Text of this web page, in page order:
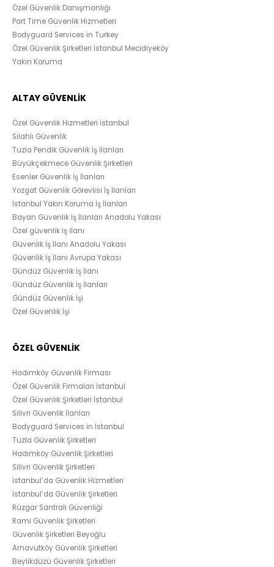
Özel Güvenlik Danışmanlığı
Part Time Güvenlik Hizmetleri
Bodyguard Services in Turkey
Özel Güvenlik Şirketleri İstanbul Mecidiyeköy
Yakın Koruma
ALTAY GÜVENLİK
Özel Güvenlik Hizmetleri İstanbul
Silahlı Güvenlik
Tuzla Pendik Güvenlik İş İlanları
Büyükçekmece Güvenlik Şirketleri
Esenler Güvenlik İş İlanları
Yozgat Güvenlik Görevlisi İş İlanları
İstanbul Yakın Koruma İş İlanları
Bayan Güvenlik İş İlanları Anadolu Yakası
Özel güvenlik iş ilanı
Güvenlik İş İlanı Anadolu Yakası
Güvenlik İş İlanı Avrupa Yakası
Gündüz Güvenlik İş İlanı
Gündüz Güvenlik İş İlanları
Gündüz Güvenlik İşi
Özel Güvenlik İşi
ÖZEL GÜVENLİK
Hadımköy Güvenlik Firması
Özel Güvenlik Firmaları İstanbul
Özel Güvenlik Şirketleri İstanbul
Silivri Güvenlik İlanları
Bodyguard Services in Istanbul
Tuzla Güvenlik Şirketleri
Hadımköy Güvenlik Şirketleri
Silivri Güvenlik Şirketleri
İstanbul’da Güvenlik Hizmetleri
İstanbul’da Güvenlik Şirketleri
Rüzgar Santrali Güvenliği
Rami Güvenlik Şirketleri
Güvenlik Şirketleri Beyoğlu
Arnavutköy Güvenlik Şirketleri
Beylikdüzü Güvenlik Şirketleri